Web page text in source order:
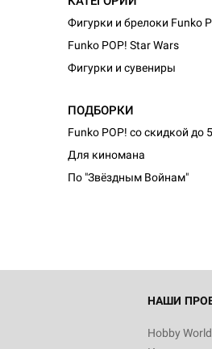
Фигурки и брелоки Funko
Funko POP! Star Wars
Фигурки и сувениры
ПОДБОРКИ
Funko POP! со скидкой до
Для киномана
По "Звёздным Войнам"
НАШИ
Hobby World